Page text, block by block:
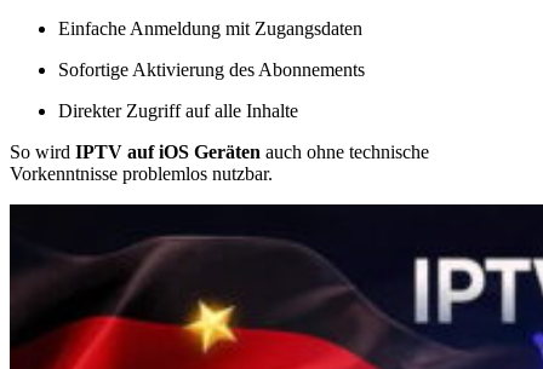
Einfache Anmeldung mit Zugangsdaten
Sofortige Aktivierung des Abonnements
Direkter Zugriff auf alle Inhalte
So wird IPTV auf iOS Geräten auch ohne technische
Vorkenntnisse problemlos nutzbar.